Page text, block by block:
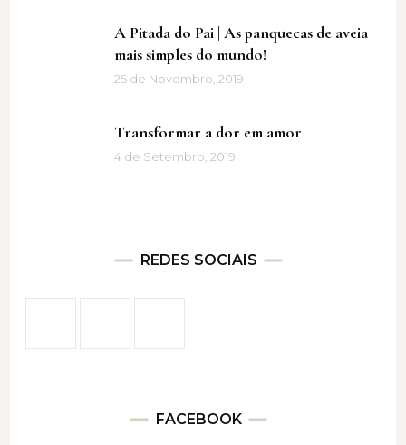
A Pitada do Pai | As panquecas de aveia
mais simples do mundo!
25 de Novembro, 2019
Transformar a dor em amor
4 de Setembro, 2019
REDES SOCIAIS
FACEBOOK